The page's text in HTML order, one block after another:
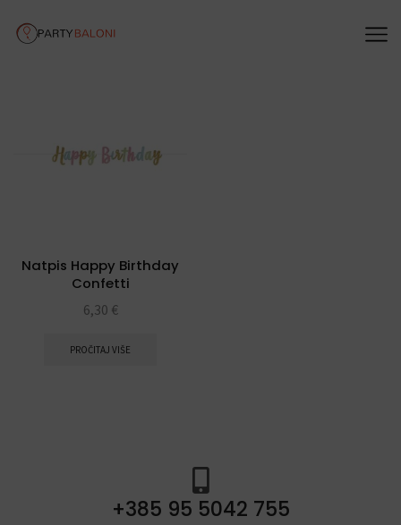
Natpis Happy Birthday
Confetti
6,30 €
PROČITAJ VIŠE
+385 95 5042 755